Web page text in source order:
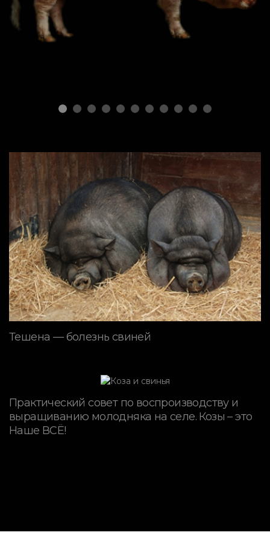
Типы свиней
Тешена — болезнь свиней
Практический совет по воспроизводству и
выращиванию молодняка на селе. Козы – это
Наше ВСЁ!